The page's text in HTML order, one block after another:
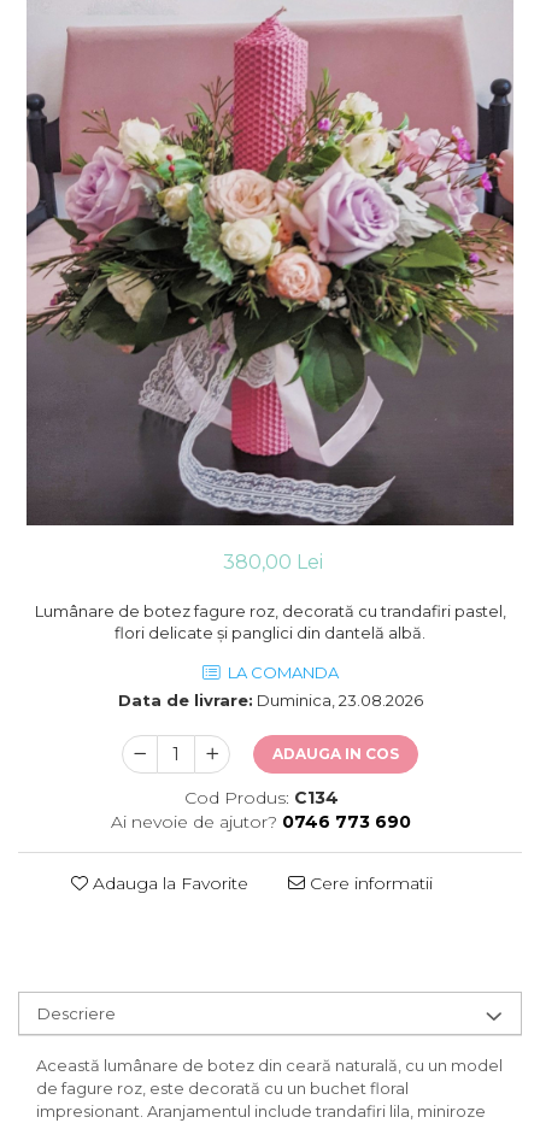
380,00 Lei
Lumânare de botez fagure roz, decorată cu trandafiri pastel,
flori delicate și panglici din dantelă albă.
LA COMANDA
Data de livrare: Duminica, 23.08.2026
ADAUGA IN COS
Cod Produs: C134
Ai nevoie de ajutor? 0746 773 690
Adauga la Favorite Cere informatii
Descriere
Această lumânare de botez din ceară naturală, cu un model
de fagure roz, este decorată cu un buchet floral
impresionant. Aranjamentul include trandafiri lila, miniroze